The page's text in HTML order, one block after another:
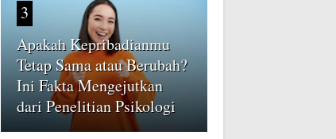
3
Apakah Kepribadianmu
Tetap Sama atau Berubah?
Ini Fakta Mengejutkan
dari Penelitian Psikologi